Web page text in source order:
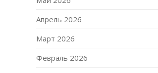
Апрель 2026
Март 2026
Февраль 2026